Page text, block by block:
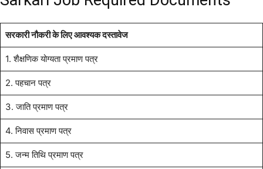
सरकारी नौकरी के लिए आवश्यक दस्तावेज
1. शैक्षणिक योग्यता प्रमाण पत्र
2. पहचान पत्र
3. जाति प्रमाण पत्र
4. निवास प्रमाण पत्र
5. जन्म तिथि प्रमाण पत्र